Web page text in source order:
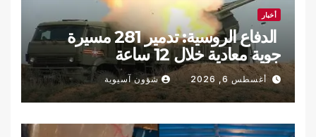
أخبار
الدفاع الروسية: تدمير 281 مسيرة
جوية معادية خلال 12 ساعة
أغسطس 6, 2026 شؤون آسيوية